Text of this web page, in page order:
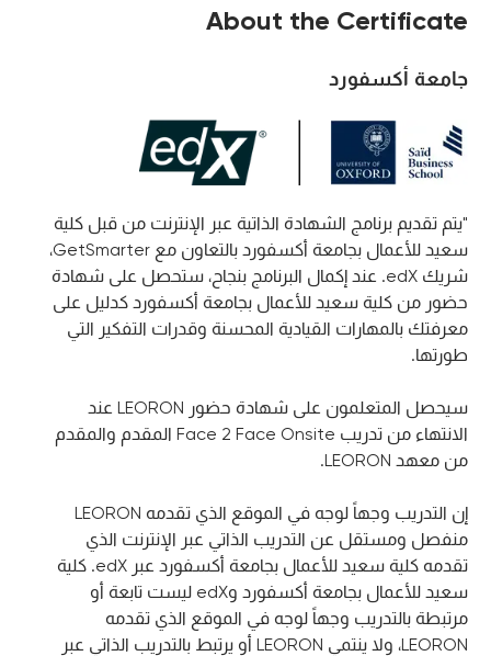
About the Certificate
جامعة أكسفورد
"يتم تقديم برنامج الشهادة الذاتية عبر الإنترنت من قبل كلية
سعيد للأعمال بجامعة أكسفورد بالتعاون مع GetSmarter،
شريك edX. عند إكمال البرنامج بنجاح، ستحصل على شهادة
حضور من كلية سعيد للأعمال بجامعة أكسفورد كدليل على
معرفتك بالمهارات القيادية المحسنة وقدرات التفكير التي
طورتها.
سيحصل المتعلمون على شهادة حضور LEORON عند
الانتهاء من تدريب Face 2 Face Onsite المقدم والمقدم
من معهد LEORON.
إن التدريب وجهاً لوجه في الموقع الذي تقدمه LEORON
منفصل ومستقل عن التدريب الذاتي عبر الإنترنت الذي
تقدمه كلية سعيد للأعمال بجامعة أكسفورد عبر edX. كلية
سعيد للأعمال بجامعة أكسفورد وedX ليست تابعة أو
مرتبطة بالتدريب وجهاً لوجه في الموقع الذي تقدمه
LEORON، ولا ينتمي LEORON أو يرتبط بالتدريب الذاتي عبر